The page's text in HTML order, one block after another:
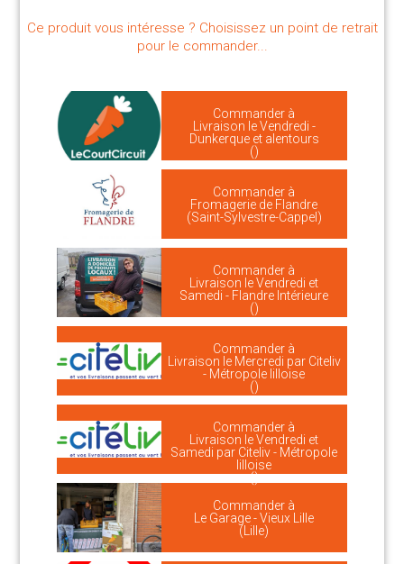
Ce produit vous intéresse ? Choisissez un point de retrait
pour le commander...
Commander à
Livraison le Vendredi -
Dunkerque et alentours
()
Commander à
Fromagerie de Flandre
(Saint-Sylvestre-Cappel)
Commander à
Livraison le Vendredi et
Samedi - Flandre Intérieure
()
Commander à
Livraison le Mercredi par Citeliv
- Métropole lilloise
()
Commander à
Livraison le Vendredi et
Samedi par Citeliv - Métropole
lilloise
()
Commander à
Le Garage - Vieux Lille
(Lille)